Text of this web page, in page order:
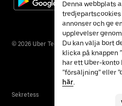
© 2026 Uber Technologies Inc.
Sekretess
Denna webbplats
annonser och ge
upplevelser
Du kan välja bort
klicka på knappen
har ett Uber-konto
”försäljning” eller
här.